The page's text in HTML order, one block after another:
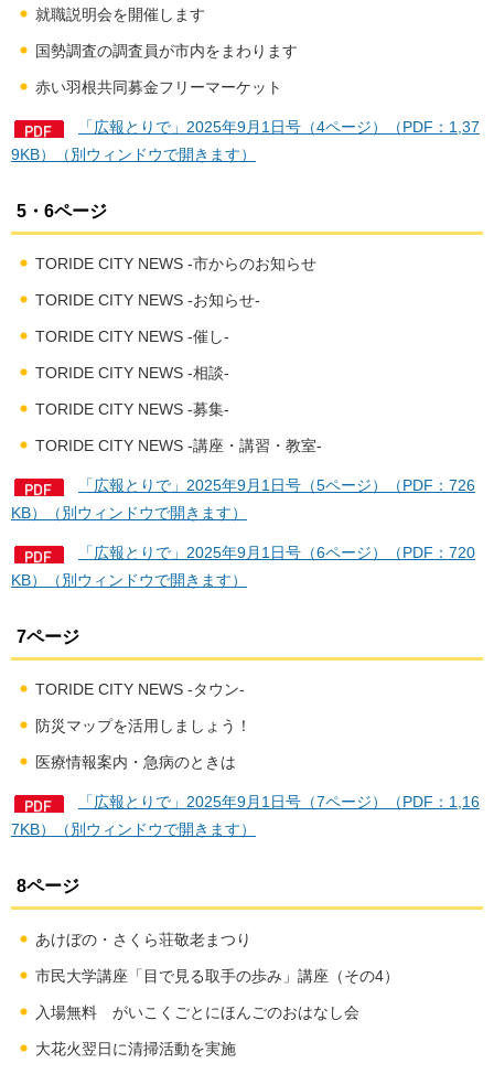
就職説明会を開催します
国勢調査の調査員が市内をまわります
赤い羽根共同募金フリーマーケット
「広報とりで」2025年9月1日号（4ページ）（PDF：1,37
9KB）（別ウィンドウで開きます）
5・6ページ
TORIDE CITY NEWS -市からのお知らせ
TORIDE CITY NEWS -お知らせ-
TORIDE CITY NEWS -催し-
TORIDE CITY NEWS -相談-
TORIDE CITY NEWS -募集-
TORIDE CITY NEWS -講座・講習・教室-
「広報とりで」2025年9月1日号（5ページ）（PDF：726
KB）（別ウィンドウで開きます）
「広報とりで」2025年9月1日号（6ページ）（PDF：720
KB）（別ウィンドウで開きます）
7ページ
TORIDE CITY NEWS -タウン-
防災マップを活用しましょう！
医療情報案内・急病のときは
「広報とりで」2025年9月1日号（7ページ）（PDF：1,16
7KB）（別ウィンドウで開きます）
8ページ
あけぼの・さくら荘敬老まつり
市民大学講座「目で見る取手の歩み」講座（その4）
入場無料 がいこくごとにほんごのおはなし会
大花火翌日に清掃活動を実施